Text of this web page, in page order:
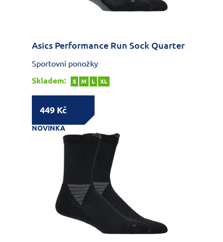
Asics Performance Run Sock Quarter
Sportovní ponožky
Skladem:
S M L XL
449 Kč
NOVINKA